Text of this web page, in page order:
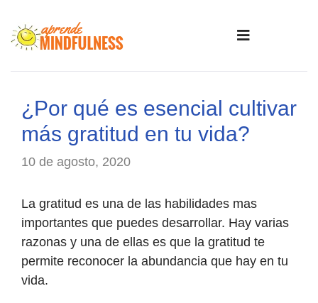
¿Por qué es esencial cultivar
más gratitud en tu vida?
10 de agosto, 2020
La gratitud es una de las habilidades mas
importantes que puedes desarrollar. Hay varias
razonas y una de ellas es que la gratitud te
permite reconocer la abundancia que hay en tu
vida.